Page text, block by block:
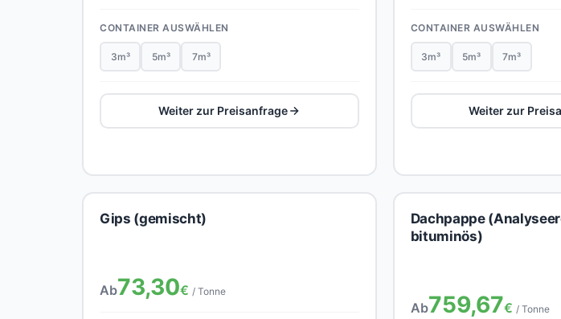
CONTAINER AUSWÄHLEN
3m³ 5m³ 7m³
Weiter zur Preisanfrage
CONTAINER AUSWÄHLEN
3m³ 5m³ 7m³
Weiter zur
Gips (gemischt)
Ab73,30€ / Tonne
Dachpappe
bituminös)
Ab759,67€ / Tonne